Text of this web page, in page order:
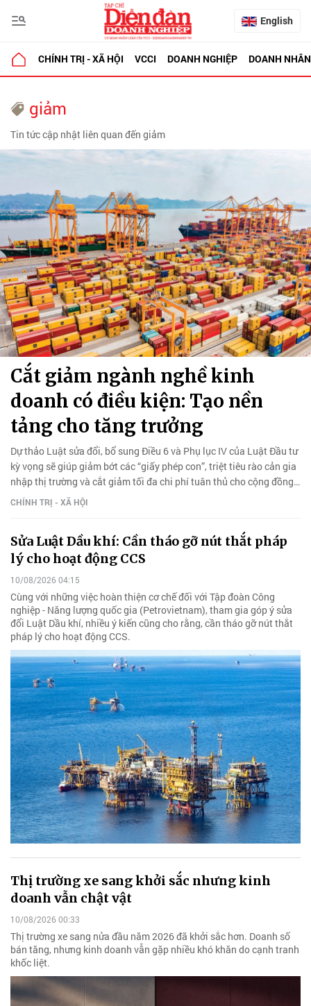
English
CHÍNH TRỊ - XÃ HỘI VCCI DOANH NGHIỆP DOANH NHÂN
giảm
Tin tức cập nhật liên quan đến giảm
Cắt giảm ngành nghề kinh
doanh có điều kiện: Tạo nền
tảng cho tăng trưởng
Dự thảo Luật sửa đổi, bổ sung Điều 6 và Phụ lục IV của Luật Đầu tư
kỳ vọng sẽ giúp giảm bớt các “giấy phép con”, triệt tiêu rào cản gia
nhập thị trường và cắt giảm tối đa chi phí tuân thủ cho cộng đồng
doanh nghiệp.
CHÍNH TRỊ - XÃ HỘI
Sửa Luật Dầu khí: Cần tháo gỡ nút thắt pháp
lý cho hoạt động CCS
10/08/2026 04:15
Cùng với những việc hoàn thiện cơ chế đối với Tập đoàn Công
nghiệp - Năng lượng quốc gia (Petrovietnam), tham gia góp ý sửa
đổi Luật Dầu khí, nhiều ý kiến cũng cho rằng, cần tháo gỡ nút thắt
pháp lý cho hoạt động CCS.
Thị trường xe sang khởi sắc nhưng kinh
doanh vẫn chật vật
10/08/2026 00:33
Thị trường xe sang nửa đầu năm 2026 đã khởi sắc hơn. Doanh số
bán tăng, nhưng kinh doanh vẫn gặp nhiều khó khăn do cạnh tranh
khốc liệt.